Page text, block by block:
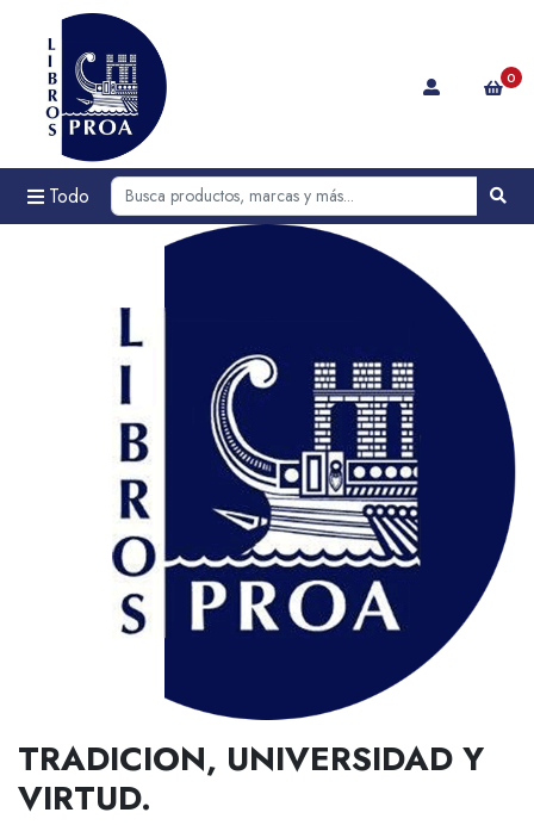
Todo
0
TRADICION, UNIVERSIDAD Y
VIRTUD.